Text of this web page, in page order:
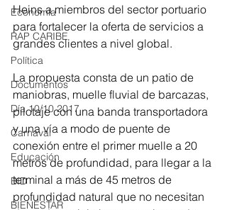
Economía
RAP CARIBE
Política
Documentos
Día 10/10 2017
Carnaval
Educación
BID
BIENESTAR
Heins a miembros del sector portuario
para fortalecer la oferta de servicios a
grandes clientes a nivel global.
La propuesta consta de un patio de
maniobras, muelle fluvial de barcazas,
pilotaje con una banda transportadora
y una vía a modo de puente de
conexión entre el primer muelle a 20
metros de profundidad, para llegar a la
terminal a más de 45 metros de
profundidad natural que no necesitan